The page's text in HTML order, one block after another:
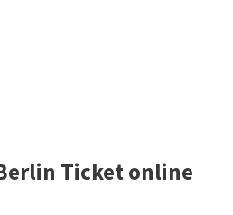
Ticket online